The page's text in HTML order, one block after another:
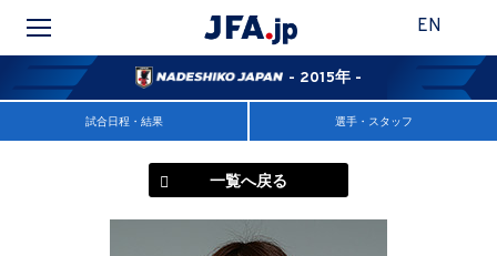
EN
- 2015年 -
試合日程・結果 選手・スタッフ
一覧へ戻る